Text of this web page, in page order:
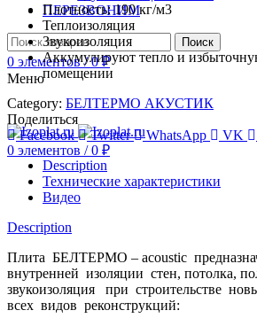
ПЕРЕЗВОНИМ
Поиск
0 элементов / 0₽
Меню
0 элементов / 0 ₽
Плотность: 190 кг/м3
Теплоизоляция
Звукоизоляция
Аккумулируют тепло и
помещении
Category: БЕЛТЕРМО АКУСТИК
Поделиться
Facebook
Twitter WhatsApp VK
Description
Технические характеристики
Видео
Description
Плита БЕЛТЕРМО – acoustic
внутренней изоляции стен, потолка,
звукоизоляция при строительстве
всех видов реконструкций: